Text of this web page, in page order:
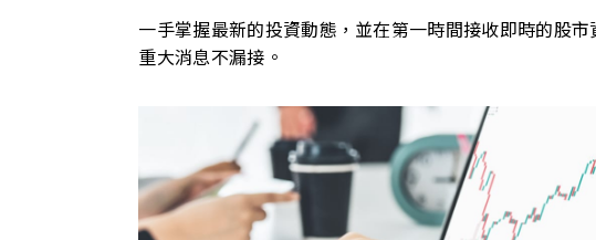
一手掌握最新的投資動態，並在第一時間接收即時的股
重大消息不漏接。